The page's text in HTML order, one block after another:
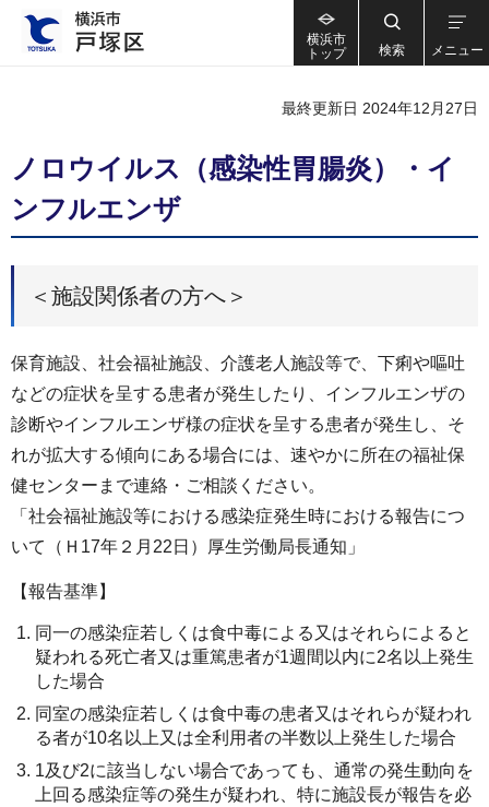
横浜市
トップ
検索 メニュー
最終更新日 2024年12月27日
ノロウイルス（感染性胃腸炎）・イ
ンフルエンザ
＜施設関係者の方へ＞
保育施設、社会福祉施設、介護老人施設等で、下痢や嘔吐
などの症状を呈する患者が発生したり、インフルエンザの
診断やインフルエンザ様の症状を呈する患者が発生し、そ
れが拡大する傾向にある場合には、速やかに所在の福祉保
健センターまで連絡・ご相談ください。
「社会福祉施設等における感染症発生時における報告につ
いて（Ｈ17年２月22日）厚生労働局長通知」
【報告基準】
同一の感染症若しくは食中毒による又はそれらによると
疑われる死亡者又は重篤患者が1週間以内に2名以上発生
した場合
同室の感染症若しくは食中毒の患者又はそれらが疑われ
る者が10名以上又は全利用者の半数以上発生した場合
1及び2に該当しない場合であっても、通常の発生動向を
上回る感染症等の発生が疑われ、特に施設長が報告を必